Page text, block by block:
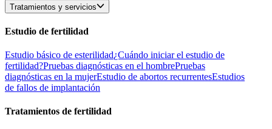
Tratamientos y servicios
Estudio de fertilidad
Estudio básico de esterilidad¿Cuándo iniciar el estudio de
fertilidad?Pruebas diagnósticas en el hombrePruebas
diagnósticas en la mujerEstudio de abortos recurrentesEstudios
de fallos de implantación
Tratamientos de fertilidad